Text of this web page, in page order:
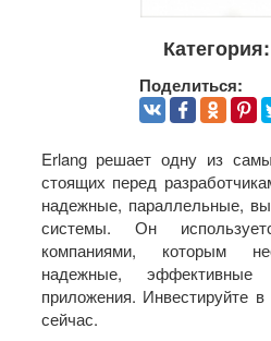
Категория:
Поделиться:
Erlang решает одну из
стоящих перед
надежные, параллельные,
системы. Он
компаниями, которым
надежные,
приложения. Инвестируйте
сейчас.